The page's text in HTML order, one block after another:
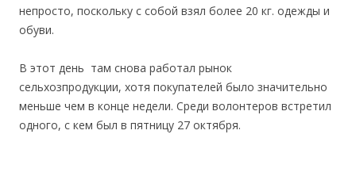
непросто, поскольку с собой взял более 20 кг. одежды и
обуви.
В этот день там снова работал рынок
сельхозпродукции, хотя покупателей было значительно
меньше чем в конце недели. Среди волонтеров встретил
одного, с кем был в пятницу 27 октября.